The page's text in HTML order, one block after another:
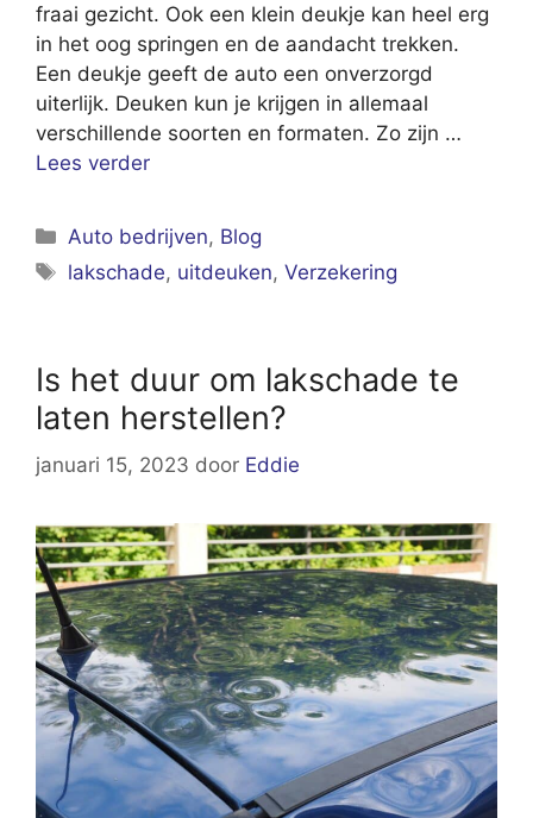
fraai gezicht. Ook een klein deukje kan heel erg
in het oog springen en de aandacht trekken.
Een deukje geeft de auto een onverzorgd
uiterlijk. Deuken kun je krijgen in allemaal
verschillende soorten en formaten. Zo zijn …
Lees verder
Categorieën
Auto bedrijven, Blog
Tags
lakschade, uitdeuken,Verzekering
Is het duur om lakschade te
laten herstellen?
januari 15, 2023 door Eddie